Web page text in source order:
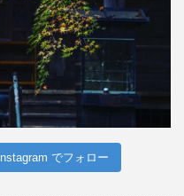
Instagram でフォロー